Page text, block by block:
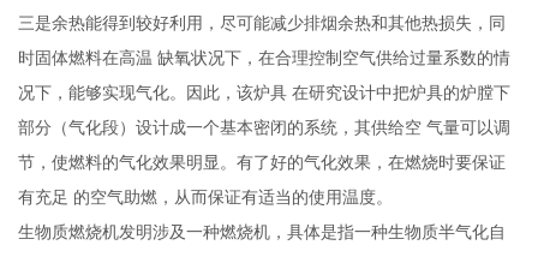
三是余热能得到较好利用，尽可能减少排烟余热和其他热损失，同
时固体燃料在高温 缺氧状况下，在合理控制空气供给过量系数的情
况下，能够实现气化。因此，该炉具 在研究设计中把炉具的炉膛下
部分（气化段）设计成一个基本密闭的系统，其供给空 气量可以调
节，使燃料的气化效果明显。有了好的气化效果，在燃烧时要保证
有充足 的空气助燃，从而保证有适当的使用温度。
生物质燃烧机发明涉及一种燃烧机，具体是指一种生物质半气化自